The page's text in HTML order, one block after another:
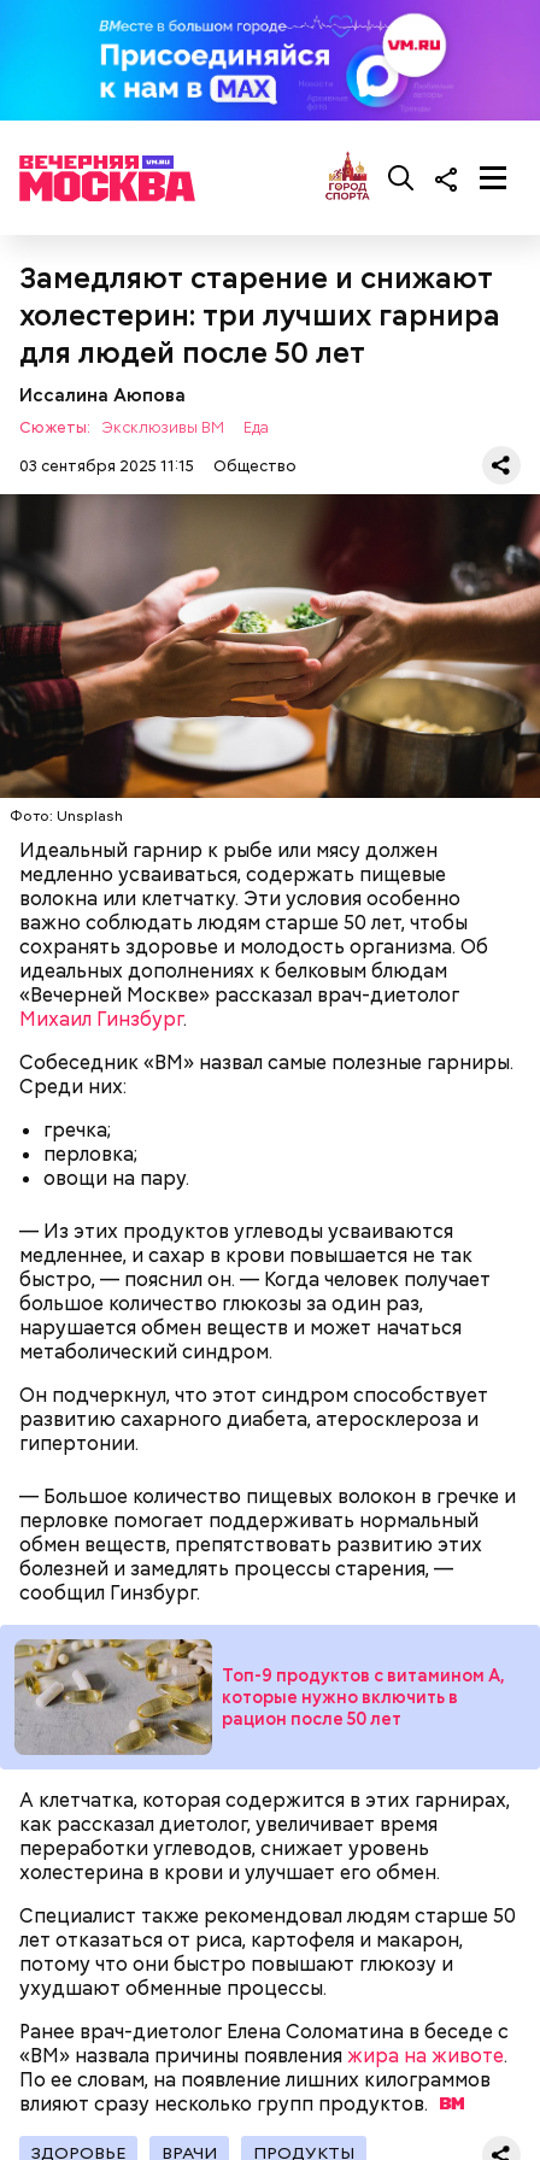
Замедляют старение и снижают
холестерин: три лучших гарнира
для людей после 50 лет
Иссалина Аюпова
Сюжеты: Эксклюзивы ВМ
Еда
03 сентября 2025 11:15
Общество
Фото: Unsplash
Идеальный гарнир к рыбе или мясу должен
медленно усваиваться, содержать пищевые
волокна или клетчатку. Эти условия особенно
важно соблюдать людям старше 50 лет, чтобы
сохранять здоровье и молодость организма. Об
идеальных дополнениях к белковым блюдам
«Вечерней Москве» рассказал врач-диетолог
Михаил Гинзбург.
Собеседник «ВМ» назвал самые полезные гарниры.
Среди них:
гречка;
перловка;
овощи на пару.
— Из этих продуктов углеводы усваиваются
медленнее, и сахар в крови повышается не так
быстро, — пояснил он. — Когда человек получает
большое количество глюкозы за один раз,
нарушается обмен веществ и может начаться
метаболический синдром.
Он подчеркнул, что этот синдром способствует
развитию сахарного диабета, атеросклероза и
гипертонии.
— Большое количество пищевых волокон в гречке и
перловке помогает поддерживать нормальный
обмен веществ, препятствовать развитию этих
болезней и замедлять процессы старения, —
сообщил Гинзбург.
Топ-9 продуктов с витамином А,
которые нужно включить в
рацион после 50 лет
А клетчатка, которая содержится в этих гарнирах,
как рассказал диетолог, увеличивает время
переработки углеводов, снижает уровень
холестерина в крови и улучшает его обмен.
Специалист также рекомендовал людям старше 50
лет отказаться от риса, картофеля и макарон,
потому что они быстро повышают глюкозу и
ухудшают обменные процессы.
Ранее врач-диетолог Елена Соломатина в беседе с
«ВМ» назвала причины появленияжира на животе.
По ее словам, на появление лишних килограммов
влияют сразу несколько групп продуктов.
ЗДОРОВЬЕ ВРАЧИ ПРОДУКТЫ
Однако диетолог предупредила: не для всех дыня
может быть полезна. В первую очередь ее стоит
есть с осторожностью людям:
с сахарным диабетом;
— В дыне содержится много сахара, который
представлен фруктозой. С одной стороны — это
хорошо, потому что дает энергию. Но важно
помнить, что сладкими дынями не нужно сильно
увлекаться, так же как и арбузами, людям с
сахарным диабетом и лишним весом, —
подчеркнула доктор.
продукты и напитки, которые
выводят токсины из организма
Чистит сосуды и защищает от
— Наиболее распространенные борщ, щи, котлеты,
салаты, лаваш с творогом и сыром, пироги, омлет,
запеканка. Щавеля там везде используется
немного, поэтому никакого вреда от него не будет.
Чем разнообразнее рацион питания человека, тем
лучше. Потому что это исключает вероятность
возникновения дефицитов микроэлементов, —
заверил специалист.
Вовсю идет и сезон черешни. «Вечерняя Москва»
узнала у врача — эндокринолога-диетолога
Натальи Лазуренко, как правильно есть эту ягоду
пользой для здоровья.